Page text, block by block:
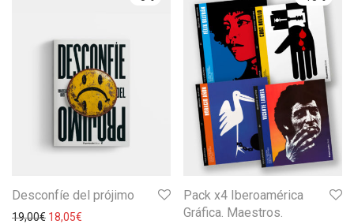
Desconfíe del prójimo
19,00€ 18,05€
Pack x4 Iberoamérica
Gráfica. Maestros.